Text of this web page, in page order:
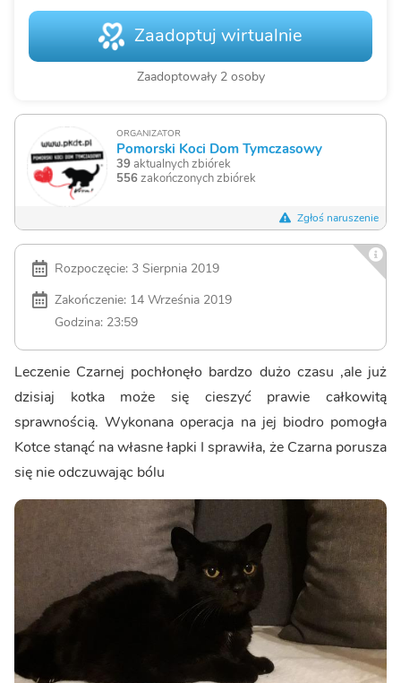
Zaadoptuj wirtualnie
Zaadoptowały 2 osoby
ORGANIZATOR
Pomorski Koci Dom Tymczasowy
39aktualnych zbiórek
556zakończonych zbiórek
Zgłoś naruszenie
Rozpoczęcie: 3 Sierpnia 2019
Zakończenie: 14 Września 2019
Godzina: 23:59
Leczenie Czarnej pochłonęło bardzo dużo czasu ,ale już
dzisiaj kotka może się cieszyć prawie całkowitą
sprawnością. Wykonana operacja na jej biodro pomogła
Kotce stanąć na własne łapki I sprawiła, że Czarna porusza
się nie odczuwając bólu